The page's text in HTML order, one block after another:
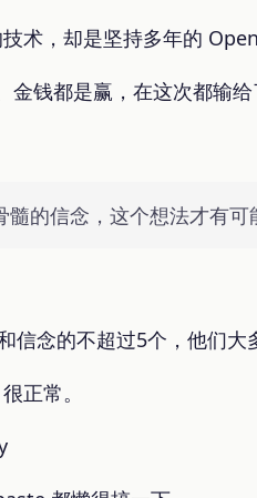
术，却是坚持多年的
钱都是赢，在这次都输给
的信念，这个想法才有可
信念的不超过5个，他们大
正常。